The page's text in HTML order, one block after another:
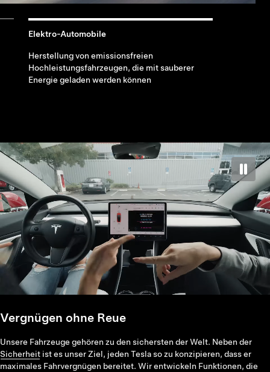
Elektro-Automobile
Herstellung von emissionsfreien
Hochleistungsfahrzeugen, die mit sauberer
Energie geladen werden können
Unsere Fahrzeuge gehören zu den sichersten der Welt. Neben der
Sicherheit ist es unser Ziel, jeden Tesla so zu konzipieren, dass er
maximales Fahrvergnügen bereitet. Wir entwickeln Funktionen, die
Vergnügen ohne Reue